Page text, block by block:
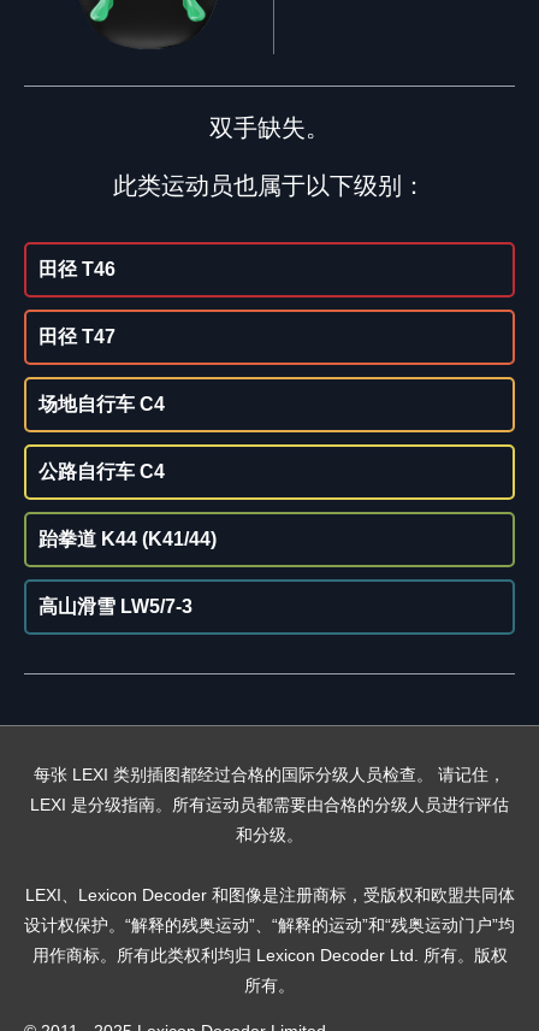
双手缺失。
此类运动员也属于以下级别：
田径 T46
田径 T47
场地自行车 C4
公路自行车 C4
跆拳道 K44 (K41/44)
高山滑雪 LW5/7-3
每张 LEXI 类别插图都经过合格的国际分级人员检查。 请记住，
LEXI 是分级指南。所有运动员都需要由合格的分级人员进行评估
和分级。
LEXI、Lexicon Decoder 和图像是注册商标，受版权和欧盟共同体
设计权保护。“解释的残奥运动”、“解释的运动”和“残奥运动门户”均
用作商标。所有此类权利均归 Lexicon Decoder Ltd. 所有。版权
所有。